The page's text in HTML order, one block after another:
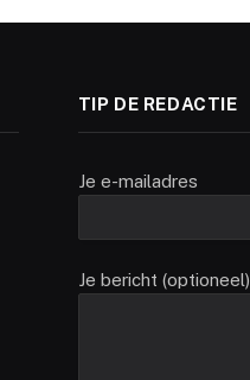
TIP DE REDACTIE
Je e-mailadres
Je bericht (optioneel)